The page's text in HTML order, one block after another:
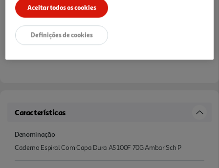
Características
Denominação
Caderno Espiral Com Capa Dura A5 100F 70G Ambar Sch P
Aceitar todos os cookies
Definições de cookies